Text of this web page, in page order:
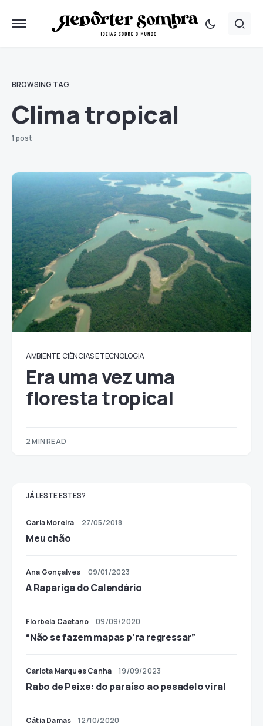
BROWSING TAG
Clima tropical
1 post
AMBIENTE CIÊNCIAS E TECNOLOGIA
Era uma vez uma
floresta tropical
2 MIN READ
JÁ LESTE ESTES?
Carla Moreira 27/05/2018
Meu chão
Ana Gonçalves 09/01/2023
A Rapariga do Calendário
Florbela Caetano 09/09/2020
“Não se fazem mapas p’ra regressar”
Carlota Marques Canha 19/09/2023
Rabo de Peixe: do paraíso ao pesadelo viral
Cátia Damas 12/10/2020